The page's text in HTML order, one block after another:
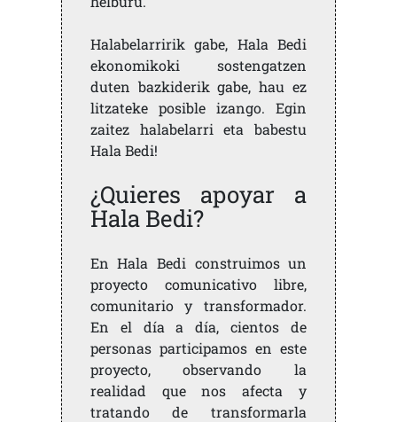
Halabelarririk gabe, Hala Bedi
ekonomikoki sostengatzen
duten bazkiderik gabe, hau ez
litzateke posible izango. Egin
zaitez halabelarri eta babestu
Hala Bedi!
¿Quieres apoyar a
Hala Bedi?
En Hala Bedi construimos un
proyecto comunicativo libre,
comunitario y transformador.
En el día a día, cientos de
personas participamos en este
proyecto, observando la
realidad que nos afecta y
tratando de transformarla